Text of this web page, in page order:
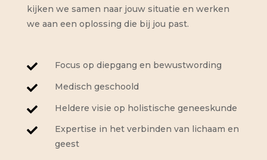
kijken we samen naar jouw situatie en werken
we aan een oplossing die bij jou past.
 Focus op diepgang en bewustwording
 Medisch geschoold
 Heldere visie op holistische geneeskunde

Expertise in het verbinden van lichaam en
geest